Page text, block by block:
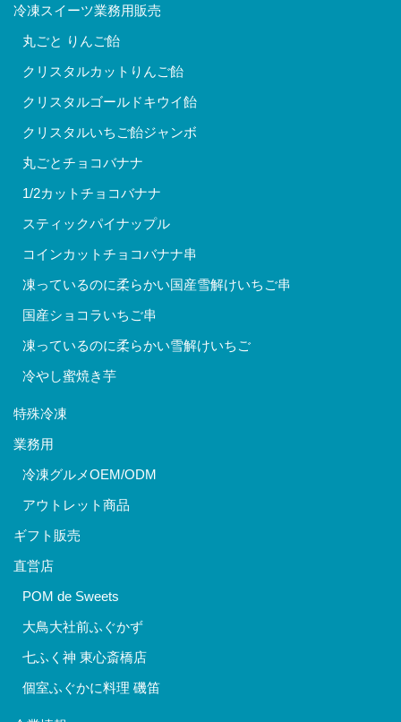
冷凍スイーツ業務用販売
丸ごと りんご飴
クリスタルカットりんご飴
クリスタルゴールドキウイ飴
クリスタルいちご飴ジャンボ
丸ごとチョコバナナ
1/2カットチョコバナナ
スティックパイナップル
コインカットチョコバナナ串
凍っているのに柔らかい国産雪解けいちご串
国産ショコラいちご串
凍っているのに柔らかい雪解けいちご
冷やし蜜焼き芋
特殊冷凍
業務用
冷凍グルメOEM/ODM
アウトレット商品
ギフト販売
直営店
POM de Sweets
大鳥大社前ふぐかず
七ふく神 東心斎橋店
個室ふぐかに料理 磯笛